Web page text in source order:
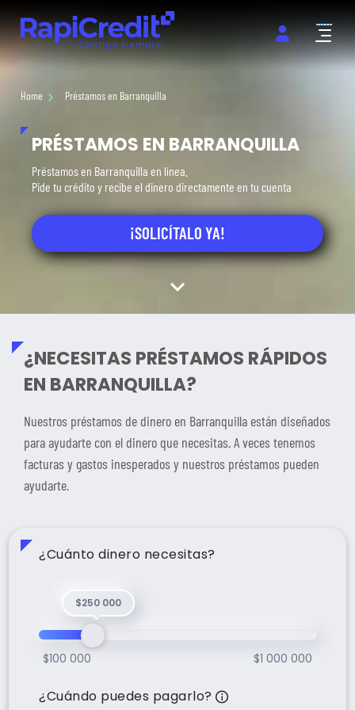
Abrir
PRÉSTAMOS EN BARRANQUILLA
Préstamos en Barranquilla en línea.
Pide tu crédito y recibe el dinero directamente en tu cuenta
¡SOLICÍTALO YA!
Home Préstamos en Barranquilla
¿NECESITAS PRÉSTAMOS RÁPIDOS
EN BARRANQUILLA?
Nuestros préstamos de dinero en Barranquilla están diseñados
para ayudarte con el dinero que necesitas. A veces tenemos
facturas y gastos inesperados y nuestros préstamos pueden
ayudarte.
¿Cuánto dinero necesitas?
$100 000 $1 000 000
$250 000
¿Cuándo puedes pagarlo?